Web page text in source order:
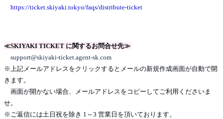
https://ticket.skiyaki.tokyo/faqs/distribute-ticket
≪SKIYAKI TICKET に関するお問合せ先≫
support@skiyaki-ticket.agent-sk.com
※上記メールアドレスをクリックするとメールの新規作成画面が自動で開
きます。
画面が開かない場合、メールアドレスをコピーしてご利用くださいま
せ。
※ご返信には土日祝を除き 1～3 営業日を頂いております。